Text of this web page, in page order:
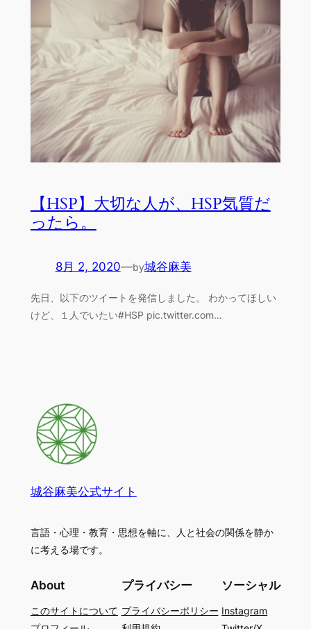
【HSP】大切な人が、HSP気質だ
ったら。
8月 2, 2020—by城谷麻美
先日、以下のツイートを発信しました。 わかってほしい
けど、１人でいたい#HSP pic.twitter.com…
城谷麻美公式サイト
言語・心理・教育・思想を軸に、人と社会の関係を静か
に考える場です。
About
このサイトについて
プライバシー
プライバシーポリシー
ソーシャル
Instagram